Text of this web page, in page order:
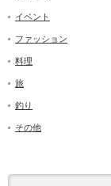
イベント
ファッション
料理
旅
釣り
その他